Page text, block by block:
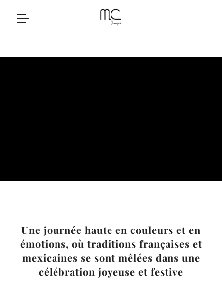
Une journée haute en couleurs et en
émotions, où traditions françaises et
mexicaines se sont mêlées dans une
célébration joyeuse et festive